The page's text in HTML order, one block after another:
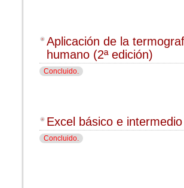
Aplicación de la
humano (2ª edición)
Concluido.
Excel básico e
Concluido.